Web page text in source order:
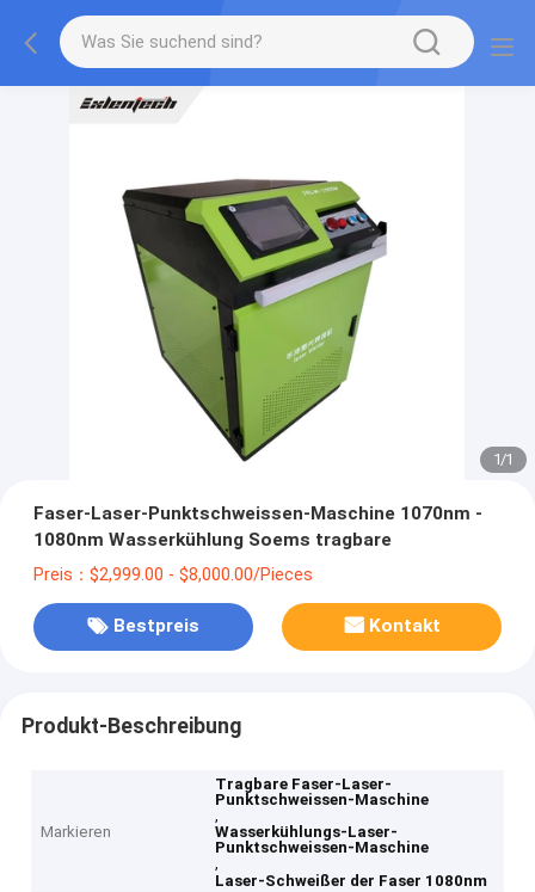
1/1
Faser-Laser-Punktschweissen-Maschine 1070nm -
1080nm Wasserkühlung Soems tragbare
Preis：$2,999.00 - $8,000.00/Pieces
Bestpreis Kontakt
Produkt-Beschreibung
Markieren
Tragbare Faser-Laser-
Punktschweissen-Maschine
,
Wasserkühlungs-Laser-
Punktschweissen-Maschine
,
Laser-Schweißer der Faser 1080nm